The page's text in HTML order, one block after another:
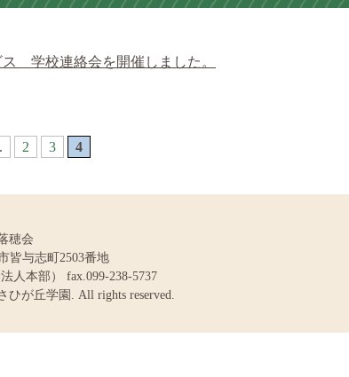
学校連絡会を開催しました。
2 3 4
穂会
皆与志町2503番地
人本部）
fax.099-238-5737
ひが丘学園. All rights reserved.